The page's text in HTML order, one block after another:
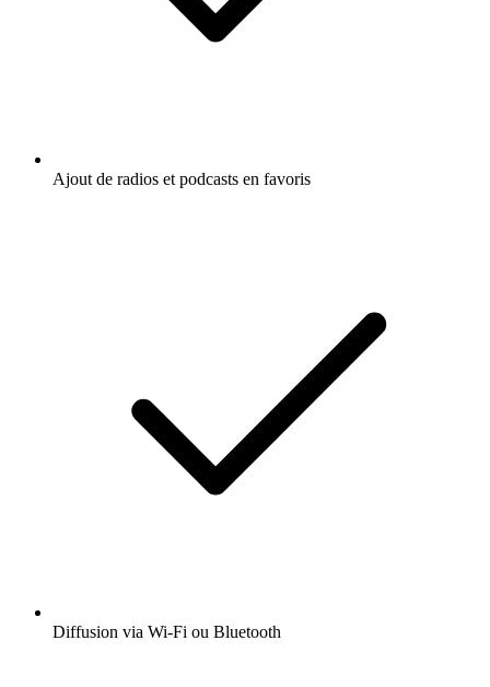
Ajout de radios et podcasts en favoris
Diffusion via Wi-Fi ou Bluetooth